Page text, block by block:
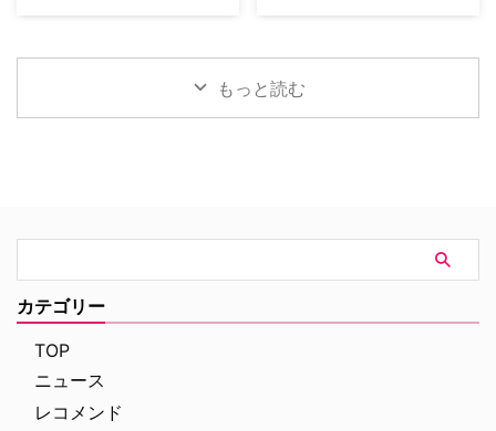
幼い息子オーウェンは喘息発作に
そ …
日本唯一のミステリードラマ専門
ル」が、開局月である8月に展開
する新たなサービスとして、犯罪
捜査に特化した新たな専門チャン
ネル「THE 犯罪捜査ファイル・
ービス「プレミアTVパック」の
うちのチャンネルの一つで、人気
の高い犯罪捜査ドラマや放送には
ないクライムドキュメンタリーを
ヘンリー・カヴィルによるスタイ
リッシュなアクションとユーモア
が詰まった本編映像が公開され
た。さらに、著名人たちからの絶
U.N.C.L.E.』で世界中の映画ファ
ンを熱狂させたガイ・リッチー監
最高に危険なノンストップ・バデ
もっと読む
カテゴリー
TOP
ニュース
レコメンド